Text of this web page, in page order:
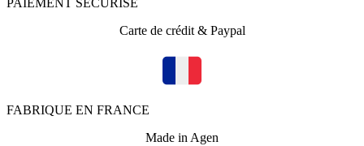
PAIEMENT SECURISE
Carte de crédit & Paypal
FABRIQUE EN FRANCE
Made in Agen